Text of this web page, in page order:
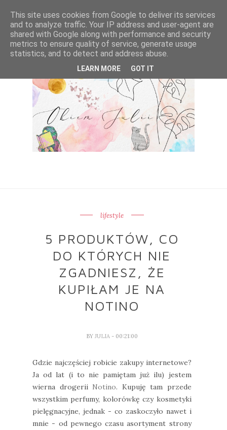
lifestyle
5 PRODUKTÓW, CO
DO KTÓRYCH NIE
ZGADNIESZ, ŻE
KUPIŁAM JE NA
NOTINO
BY JULIA - 00:21:00
Gdzie najczęściej robicie zakupy internetowe?
Ja od lat (i to nie pamiętam już ilu) jestem
wierna drogerii Notino. Kupuję tam przede
wszystkim perfumy, kolorówkę czy kosmetyki
pielęgnacyjne, jednak - co zaskoczyło nawet i
mnie - od pewnego czasu asortyment strony
This site uses cookies from Google to deliver its services
and to analyze traffic. Your IP address and user-agent are
shared with Google along with performance and security
metrics to ensure quality of service, generate usage
statistics, and to detect and address abuse.
LEARN MORE GOT IT